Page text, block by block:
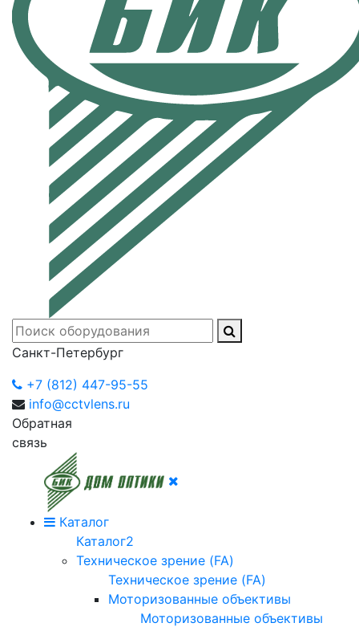
Санкт-Петербург
+7 (812) 447-95-55
info@cctvlens.ru
Обратная
связь
Каталог
Каталог2
Техническое зрение (FA)
Техническое зрение (FA)
Моторизованные объективы
Моторизованные объективы